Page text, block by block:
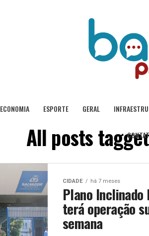
ECONOMIA ESPORTE GERAL
All posts
CIDADE há 7 meses
Plano Inclinado
terá operação
semana